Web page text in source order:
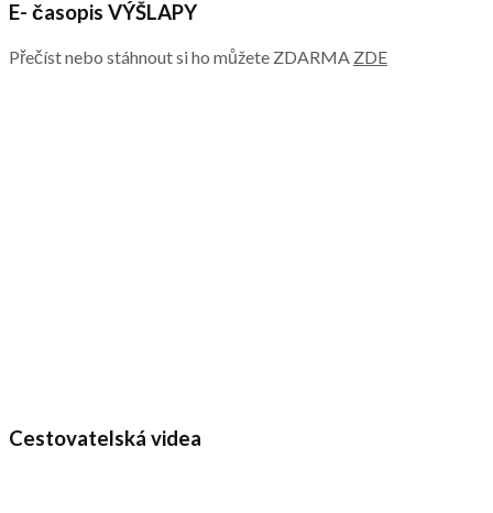
E- časopis VÝŠLAPY
Přečíst nebo stáhnout si ho můžete ZDARMA ZDE
Cestovatelská videa